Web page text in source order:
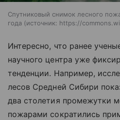
Спутниковый снимок лесного
года
источник: https://
Интересно, что ранее
научного центра уже
тенденции. Например,
лесов Средней Сибири
два столетия промежутки
пожарами сократились